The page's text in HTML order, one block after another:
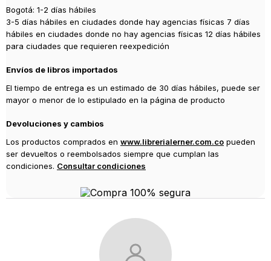
Bogotá: 1-2 días hábiles
3-5 días hábiles en ciudades donde hay agencias físicas 7 días
hábiles en ciudades donde no hay agencias físicas 12 días hábiles
para ciudades que requieren reexpedición
Envíos de libros importados
El tiempo de entrega es un estimado de 30 días hábiles, puede ser
mayor o menor de lo estipulado en la página de producto
Devoluciones y cambios
Los productos comprados en www.librerialerner.com.co pueden
ser devueltos o reembolsados siempre que cumplan las
condiciones. Consultar condiciones